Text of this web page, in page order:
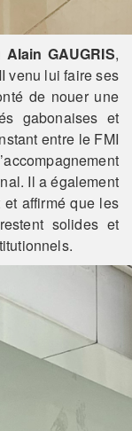
Alain GAUGRIS,
venu lui faire ses
de nouer une
gabonaises et
entre le FMI
Il a également
affirmé que les
solides et